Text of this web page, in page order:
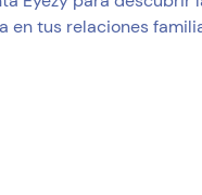
en tus relaciones